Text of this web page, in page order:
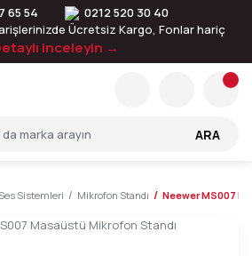
65 54
0212 520 30 40
Ücretsiz Kargo, Fonlar hariç
inceleyin →
ARA
Sistemleri Mikrofon Standı Neewer MS007